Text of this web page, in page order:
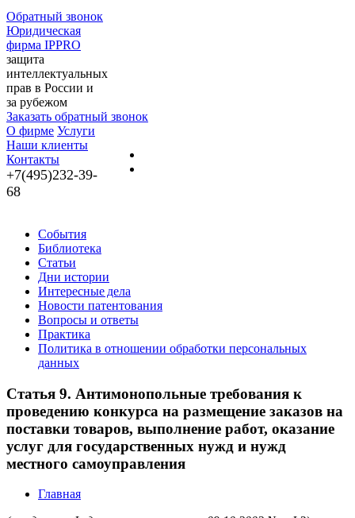
Обратный звонок
Юридическая
фирма IPPRO
защита
интеллектуальных
прав в России и
за рубежом
Заказать обратный звонок
О фирме Услуги
Наши клиенты
Контакты
+7(495)232-39-
68
События
Библиотека
Статьи
Дни истории
Интересные дела
Новости патентования
Вопросы и ответы
Практика
Политика в отношении обработки персональных
данных
Статья 9. Антимонопольные требования к
проведению конкурса на размещение заказов на
поставки товаров, выполнение работ, оказание
услуг для государственных нужд и нужд
местного самоуправления
Главная